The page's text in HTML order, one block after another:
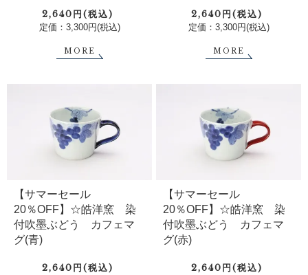
2,640円(税込)
定価：3,300円(税込)
MORE
2,640円(税込)
定価：3,300円(税込)
MORE
【サマーセール
20％OFF】☆皓洋窯 染
付吹墨ぶどう カフェマ
グ(青)
2,640円(税込)
【サマーセール
20％OFF】☆皓洋窯 染
付吹墨ぶどう カフェマ
グ(赤)
2,640円(税込)